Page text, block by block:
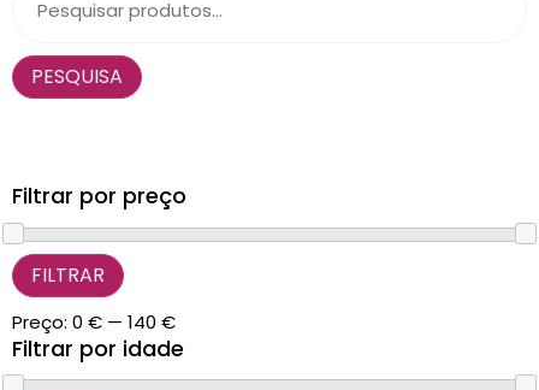
Material de Intervenção
PESQUISA
Filtrar por preço
FILTRAR
Preço: 0 € — 140 €
Filtrar por idade